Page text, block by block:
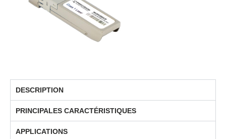
DESCRIPTION
PRINCIPALES CARACTÉRISTIQUES
APPLICATIONS